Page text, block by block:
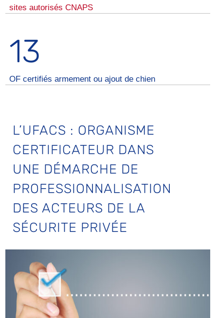
sites autorisés CNAPS
13
OF certifiés armement ou ajout de chien
L’UFACS : ORGANISME
CERTIFICATEUR DANS
UNE DÉMARCHE DE
PROFESSIONNALISATION
DES ACTEURS DE LA
SÉCURITE PRIVÉE